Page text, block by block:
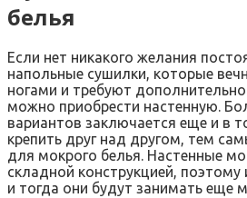
белья
Если нет никакого желания
напольные сушилки, которые
ногами и требуют
можно приобрести настенную.
вариантов заключается еще и в
крепить друг над другом, тем
для мокрого белья. Настенные
складной конструкцией,
и тогда они будут занимать еще